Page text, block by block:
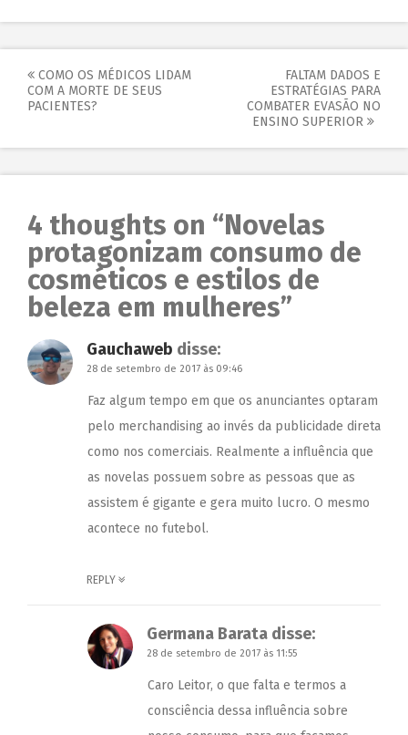
COMO OS MÉDICOS LIDAM
COM A MORTE DE SEUS
PACIENTES?
FALTAM DADOS E
ESTRATÉGIAS PARA
COMBATER EVASÃO NO
ENSINO SUPERIOR
4 thoughts on “Novelas
protagonizam consumo de
cosméticos e estilos de
beleza em mulheres”
Gauchaweb disse:
28 de setembro de 2017 às 09:46
Faz algum tempo em que os anunciantes optaram
pelo merchandising ao invés da publicidade direta
como nos comerciais. Realmente a influência que
as novelas possuem sobre as pessoas que as
assistem é gigante e gera muito lucro. O mesmo
acontece no futebol.
REPLY
Germana Barata disse:
28 de setembro de 2017 às 11:55
Caro Leitor, o que falta e termos a
consciência dessa influência sobre